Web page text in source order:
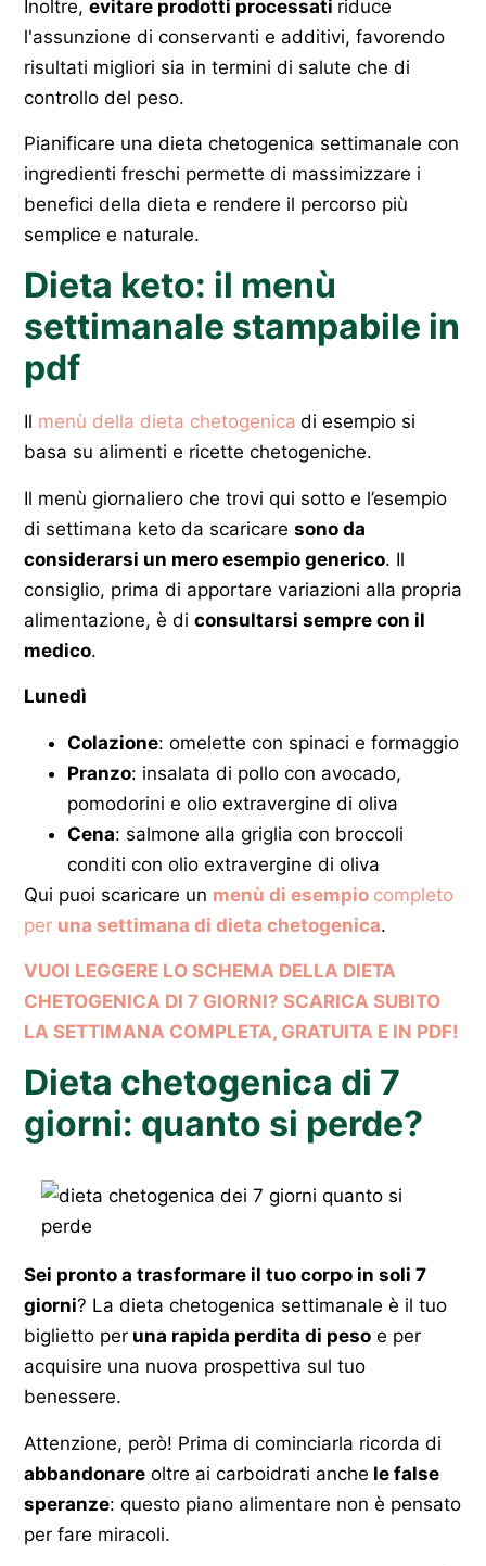
Inoltre, evitare prodotti processati riduce
l'assunzione di conservanti e additivi, favorendo
risultati migliori sia in termini di salute che di
controllo del peso.
Pianificare una dieta chetogenica settimanale con
ingredienti freschi permette di massimizzare i
benefici della dieta e rendere il percorso più
semplice e naturale.
Dieta keto: il menù
settimanale stampabile in
pdf
Il menù della dieta chetogenica di esempio si
basa su alimenti e ricette chetogeniche.
Il menù giornaliero che trovi qui sotto e l’esempio
di settimana keto da scaricare sono da
considerarsi un mero esempio generico. Il
consiglio, prima di apportare variazioni alla propria
alimentazione, è di consultarsi sempre con il
medico.
Lunedì
Colazione: omelette con spinaci e formaggio
Pranzo: insalata di pollo con avocado,
pomodorini e olio extravergine di oliva
Cena: salmone alla griglia con broccoli
conditi con olio extravergine di oliva
Qui puoi scaricare un menù di esempio completo
per una settimana di dieta chetogenica.
VUOI LEGGERE LO SCHEMA DELLA DIETA
CHETOGENICA DI 7 GIORNI? SCARICA SUBITO
LA SETTIMANA COMPLETA, GRATUITA E IN PDF!
Dieta chetogenica di 7
giorni: quanto si perde?
Sei pronto a trasformare il tuo corpo in soli 7
giorni? La dieta chetogenica settimanale è il tuo
biglietto per una rapida perdita di peso e per
acquisire una nuova prospettiva sul tuo
benessere.
Attenzione, però! Prima di cominciarla ricorda di
abbandonare oltre ai carboidrati anche le false
speranze: questo piano alimentare non è pensato
per fare miracoli.